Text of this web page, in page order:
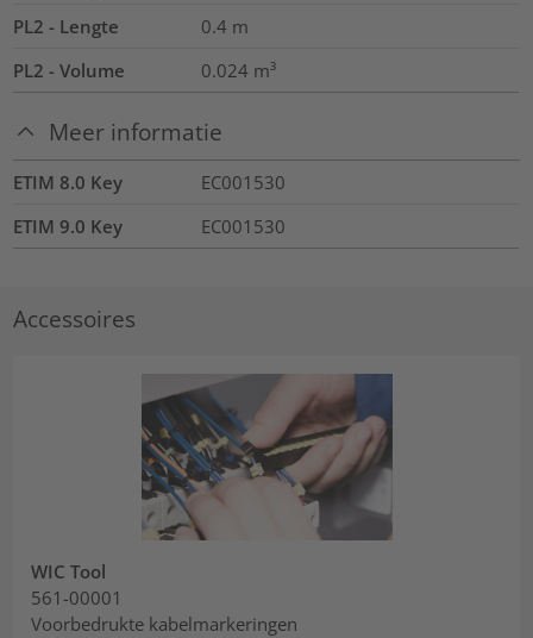
PL2 - Lengte
0.4 m
PL2 - Volume
0.024 m³
Meer informatie
ETIM 8.0 Key
EC001530
ETIM 9.0 Key
EC001530
Accessoires
WIC Tool
561-00001
Voorbedrukte kabelmarkeringen